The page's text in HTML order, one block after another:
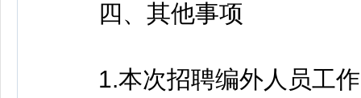
四、其他事项
1.本次招聘编外人员工作